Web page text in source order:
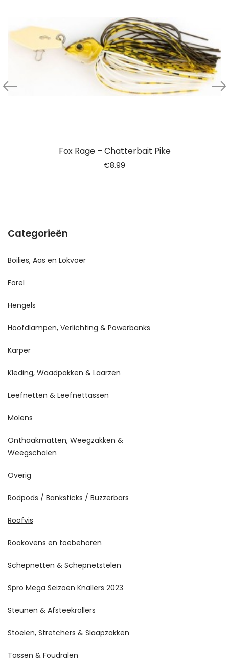
Fox Rage – Chatterbait Pike
€8.99
Categorieën
Boilies, Aas en Lokvoer
Forel
Hengels
Hoofdlampen, Verlichting & Powerbanks
Karper
Kleding, Waadpakken & Laarzen
Leefnetten & Leefnettassen
Molens
Onthaakmatten, Weegzakken &
Weegschalen
Overig
Rodpods / Banksticks / Buzzerbars
Roofvis
Rookovens en toebehoren
Schepnetten & Schepnetstelen
Spro Mega Seizoen Knallers 2023
Steunen & Afsteekrollers
Stoelen, Stretchers & Slaapzakken
Tassen & Foudralen